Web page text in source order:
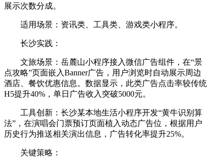
展示次数分成。
适用场景：资讯类、工具类、游戏类小程序。
长沙实践：
文旅场景：岳麓山小程序接入微信广告组件，在“景
点攻略”页面嵌入Banner广告，用户浏览时自动展示周边
酒店、餐饮优惠信息。数据显示，此类广告点击率较传统
H5提升40%，单日广告收入突破5000元。
工具创新：长沙某本地生活小程序开发“黄牛识别算
法”，在演唱会门票预订页面植入动态广告位，根据用户
历史行为推送相关演出信息，广告转化率提升25%。
关键策略：